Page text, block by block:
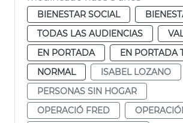
BIENESTAR SOCIAL
TODAS LAS AUDIENCIAS
EN PORTADA
EN PORTADA
NORMAL
ISABEL LOZANO
PERSONAS SIN HOGAR
OPERACIÓ FRED